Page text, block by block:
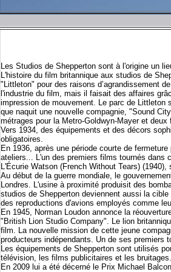
Les Studios de Shepperton sont à l'origine un
L'histoire du film britannique aux studios de
"Littleton" pour des raisons d’agrandissement
l'industrie du film, mais il faisait des affaires
impression de mouvement. Le parc de Littleton
que naquit une nouvelle compagnie, "Sound
métrages pour la Metro-Goldwyn-Mayer et
Vers 1934, des équipements et des décors
obligatoires.
En 1936, après une période courte de
ateliers... L'un des premiers films tournés dans
L'Écurie Watson (French Without Tears)
Au début de la guerre mondiale, le
Londres. L'usine à proximité produisit des
studios de Shepperton deviennent aussi la
des reproductions d'avions employés comme
En 1945, Norman Loudon annonce la
"British Lion Studio Company". Le lion
film. La nouvelle mission de cette jeune
producteurs indépendants. Un de ses premiers
Les équipements de Shepperton sont utilisés
télévision, les films publicitaires et les bruitages.
En 2009 lui a été décerné le Prix Michael